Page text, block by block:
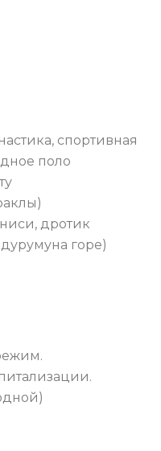
спортивная
поло
дротик
горе)